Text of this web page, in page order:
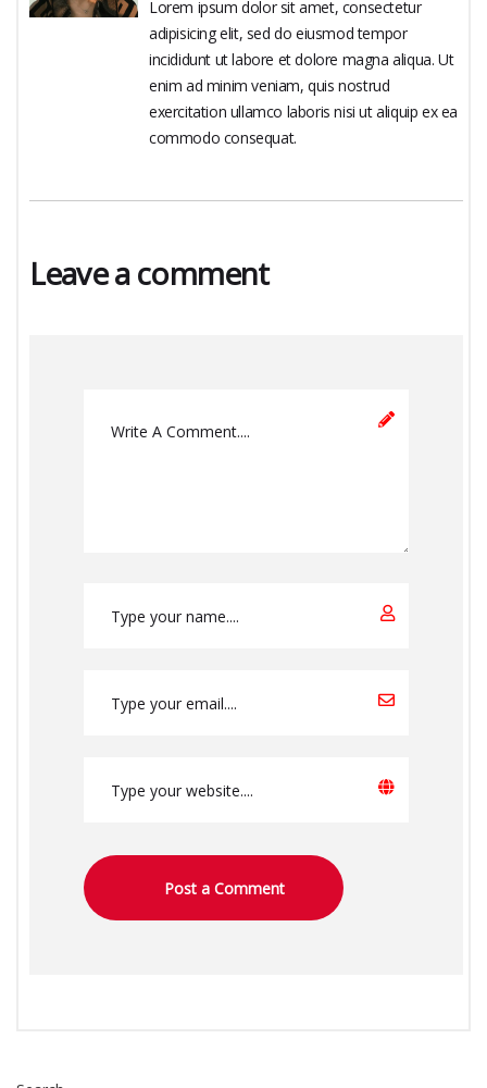
Lorem ipsum dolor sit amet, consectetur
adipisicing elit, sed do eiusmod tempor
incididunt ut labore et dolore magna aliqua. Ut
enim ad minim veniam, quis nostrud
exercitation ullamco laboris nisi ut aliquip ex ea
commodo consequat.
Leave a comment